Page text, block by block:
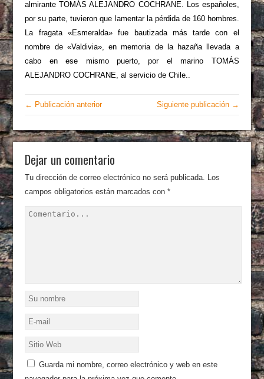
almirante TOMÁS ALEJANDRO COCHRANE. Los españoles,
por su parte, tuvieron que lamentar la pérdida de 160 hombres.
La fragata «Esmeralda» fue bautizada más tarde con el
nombre de «Valdivia», en memoria de la hazaña llevada a
cabo en ese mismo puerto, por el marino TOMÁS
ALEJANDRO COCHRANE, al servicio de Chile..
← Publicación anterior Siguiente publicación →
Dejar un comentario
Tu dirección de correo electrónico no será publicada. Los
campos obligatorios están marcados con*
Guarda mi nombre, correo electrónico y web en este